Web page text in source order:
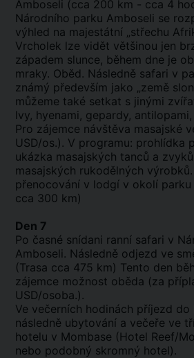
Amboseli (cca 200 km - cca 4
Národního parku Amboseli se
výhled na majestátní „střechu
Vrcholek lze vidět většinou jen
západem slunce, během dne je
mraky. Oběd. Následně safari v
známý především jako „země
můžeme také setkat s jinými
lvy, hyenami, gepardy,
Pro zájemce návštěva masajské
USD/os.). V programu: prohlídka
ukázka masajských tanců a
masajských rukodělných
přenocování v lodgí v okolí parku
cca 300 km)
Den 7
Po časné snídani ranní safari v
Amboseli. Následně odjezd ve
(Trasa cca 475 km) Tento den
zájemce možnost oběda (za
USD/osoba.).
Ve večerních hodinách příjezd do
následně ubytování a večeře ve
hotelu v Mombase (Hotel Reef/
nebo podobný skromný hotel).